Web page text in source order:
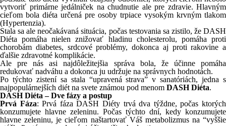
vytvoriť primárne jedálniček na chudnutie ale pre zdravie. Hlavným
cieľom bola diéta určená pre osoby trpiace vysokým krvným tlakom
(Hypertenzia).
Stala sa ale neočakávaná situácia, počas testovania sa zistilo, že DASH
Diéta pomáha nielen znižovať hladinu cholesterolu, pomáha proti
chorobám diabetes, srdcové problémy, dokonca aj proti rakovine a
ďalšie zdravotné komplikácie.
Ale pre nás asi najdôležitejšia správa bola, že účinne pomáha
redukovať nadváhu a dokonca ju udržuje na správnych hodnotách.
Po týchto zistení sa stala “upravená strava” v sanatóriách, jedna s
najpopulárnejších diét na svete známou pod menom DASH Diéta.
DASH Diéta – Dve fázy a postup
Prvá Fáza: Prvá fáza DASH Diéty trvá dva týždne, počas ktorých
konzumujete hlavne zeleninu. Počas týchto dní, kedy konzumujete
hlavne zeleninu, je cieľom naštartovať Váš metabolizmus na “vyššie